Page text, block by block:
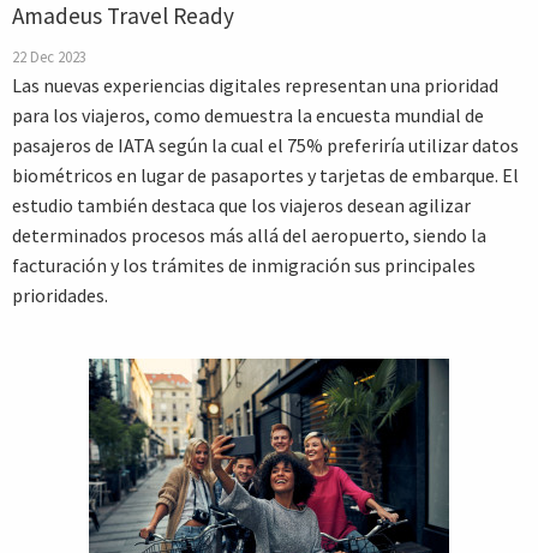
Amadeus Travel Ready
22 Dec 2023
Las nuevas experiencias digitales representan una prioridad
para los viajeros, como demuestra la encuesta mundial de
pasajeros de IATA según la cual el 75% preferiría utilizar datos
biométricos en lugar de pasaportes y tarjetas de embarque. El
estudio también destaca que los viajeros desean agilizar
determinados procesos más allá del aeropuerto, siendo la
facturación y los trámites de inmigración sus principales
prioridades.